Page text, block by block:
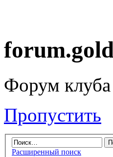
Форум
Пропустить
Расширенный поиск